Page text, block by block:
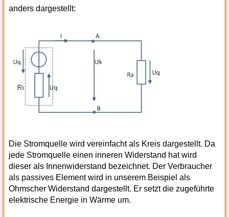
anders dargestellt:
Die Stromquelle wird vereinfacht als Kreis dargestellt. Da
jede Stromquelle einen inneren Widerstand hat wird
dieser als Innenwiderstand bezeichnet. Der Verbraucher
als passives Element wird in unserem Beispiel als
Ohmscher Widerstand dargestellt. Er setzt die zugeführte
elektrische Energie in Wärme um.